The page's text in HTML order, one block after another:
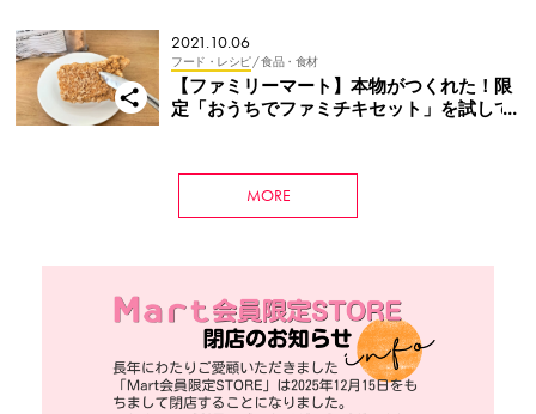
2021.10.06
フード・レシピ/ 食品・食材
【ファミリーマート】本物がつくれた！限
定「おうちでファミチキセット」を試して
MORE